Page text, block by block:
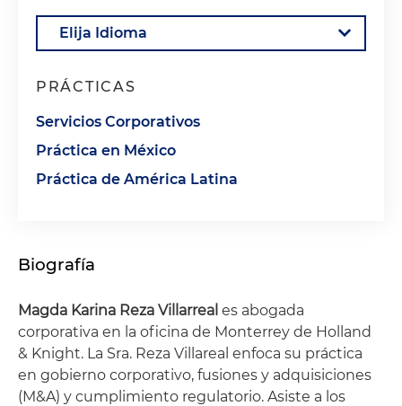
PRÁCTICAS
Servicios Corporativos
Práctica en México
Práctica de América Latina
Biografía
Magda Karina Reza Villarreal es abogada
corporativa en la oficina de Monterrey de Holland
& Knight. La Sra. Reza Villareal enfoca su práctica
en gobierno corporativo, fusiones y adquisiciones
(M&A) y cumplimiento regulatorio. Asiste a los